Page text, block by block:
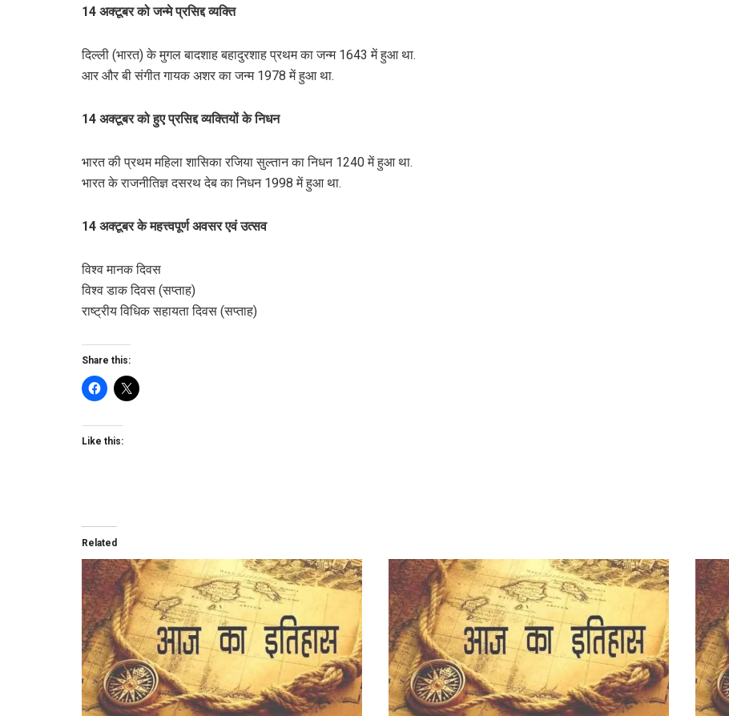
14 अक्टूबर को जन्मे प्रसिद्द व्यक्ति
दिल्ली (भारत) के मुगल बादशाह बहादुरशाह प्रथम का जन्म 1643 में हुआ था.
आर और बी संगीत गायक अशर का जन्म 1978 में हुआ था.
14 अक्टूबर को हुए प्रसिद्द व्यक्तियों के निधन
भारत की प्रथम महिला शासिका रजिया सुल्तान का निधन 1240 में हुआ था.
भारत के राजनीतिज्ञ दसरथ देब का निधन 1998 में हुआ था.
14 अक्टूबर के महत्त्वपूर्ण अवसर एवं उत्सव
विश्व मानक दिवस
विश्व डाक दिवस (सप्ताह)
राष्ट्रीय विधिक सहायता दिवस (सप्ताह)
Share this:
Like this:
Related